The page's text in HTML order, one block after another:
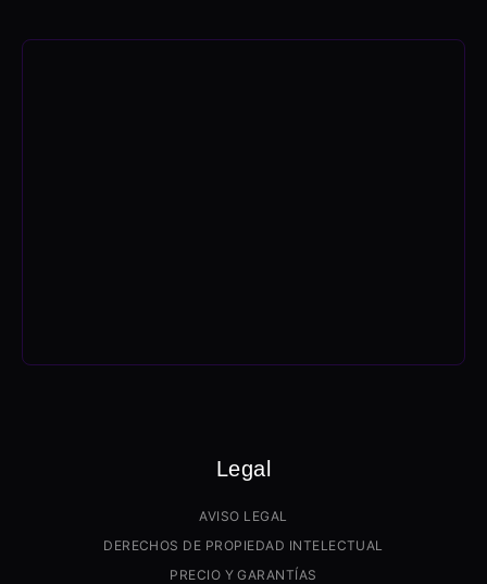
Legal
AVISO LEGAL
DERECHOS DE PROPIEDAD INTELECTUAL
PRECIO Y GARANTÍAS